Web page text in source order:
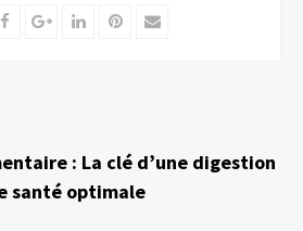
FacebookGoogle+LinkedInPinterest
Email
: La clé d’une digestion
santé optimale